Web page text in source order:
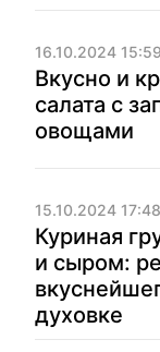
16.10.2024 15:59
Вкусно и
салата с
овощами
15.10.2024 17:48
Куриная
и сыром:
духовке